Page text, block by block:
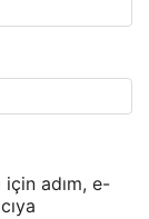
için adım, e-